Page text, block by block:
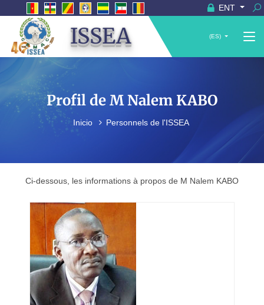
ENT
ISSEA (ES)
Profil de M Nalem KABO
Inicio Personnels de l'ISSEA
Ci-dessous, les informations à propos de M Nalem KABO